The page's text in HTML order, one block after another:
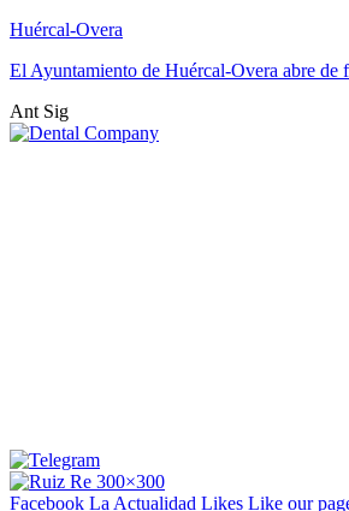
Huércal-Overa
El Ayuntamiento de Huércal-Overa abre
Ant Sig
Facebook La Actualidad Likes Like our